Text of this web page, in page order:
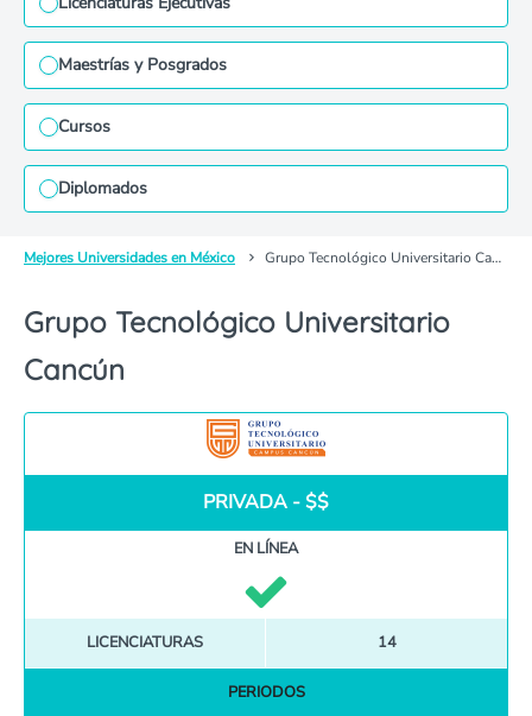
Maestrías y Posgrados
Cursos
Diplomados
Mejores Universidades en México Grupo Tecnológico Universitario Cancún
Grupo Tecnológico Universitario
Cancún
PRIVADA - $$
EN LÍNEA
LICENCIATURAS 14
PERIODOS